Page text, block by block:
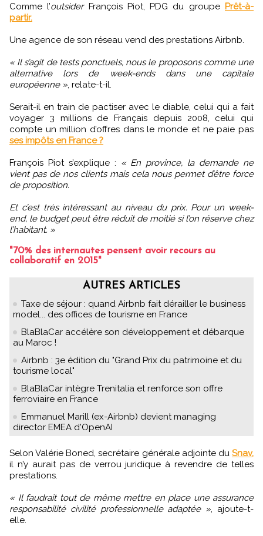
Comme l’outsiderFrançois Piot, PDG du groupe Prêt-à-
partir.
Une agence de son réseau vend des prestations Airbnb.
« Il s’agit de tests ponctuels, nous le proposons comme une
alternative lors de week-ends dans une capitale
européenne », relate-t-il.
Serait-il en train de pactiser avec le diable, celui qui a fait
voyager 3 millions de Français depuis 2008, celui qui
compte un million d’offres dans le monde et ne paie pas
ses impôts en France ?
François Piot s’explique : « En province, la demande ne
vient pas de nos clients mais cela nous permet d’être force
de proposition.
Et c’est très intéressant au niveau du prix. Pour un week-
end, le budget peut être réduit de moitié si l’on réserve chez
l’habitant. »
"70% des internautes pensent avoir recours au
collaboratif en 2015"
AUTRES ARTICLES
Taxe de séjour : quand Airbnb fait dérailler le business
model... des offices de tourisme en France
BlaBlaCar accélère son développement et débarque
au Maroc !
Airbnb : 3e édition du "Grand Prix du patrimoine et du
tourisme local"
BlaBlaCar intègre Trenitalia et renforce son offre
ferroviaire en France
Emmanuel Marill (ex-Airbnb) devient managing
director EMEA d'OpenAI
Selon Valérie Boned, secrétaire générale adjointe du Snav,
il n’y aurait pas de verrou juridique à revendre de telles
prestations.
« Il faudrait tout de même mettre en place une assurance
responsabilité civilité professionnelle adaptée », ajoute-t-
elle.